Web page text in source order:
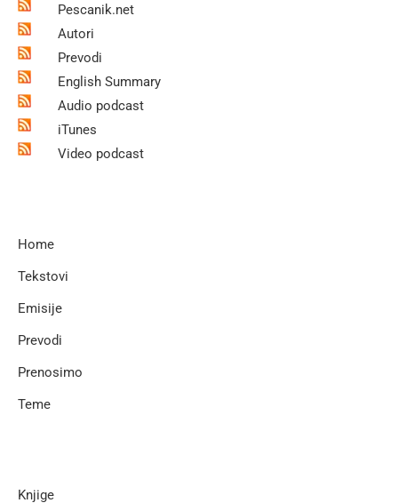
Pescanik.net
Autori
Prevodi
English Summary
Audio podcast
iTunes
Video podcast
Home
Tekstovi
Emisije
Prevodi
Prenosimo
Teme
Knjige